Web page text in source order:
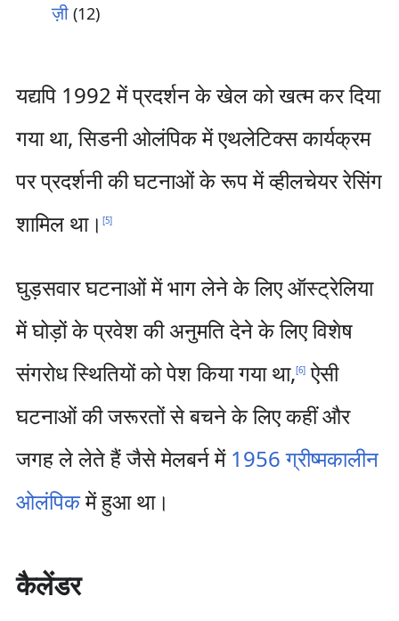
ज़ी (12)
यद्यपि 1992 में प्रदर्शन के खेल को खत्म कर दिया
गया था, सिडनी ओलंपिक में एथलेटिक्स कार्यक्रम
पर प्रदर्शनी की घटनाओं के रूप में व्हीलचेयर रेसिंग
शामिल था। [5]
घुड़सवार घटनाओं में भाग लेने के लिए ऑस्ट्रेलिया
में घोड़ों के प्रवेश की अनुमति देने के लिए विशेष
संगरोध स्थितियों को पेश किया गया था,[6]ऐसी
घटनाओं की जरूरतों से बचने के लिए कहीं और
जगह ले लेते हैं जैसे मेलबर्न में 1956 ग्रीष्मकालीन
ओलंपिकमें हुआ था।
कैलेंडर